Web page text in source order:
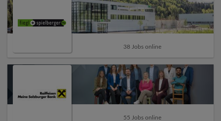
38 Jobs online
55 Jobs online